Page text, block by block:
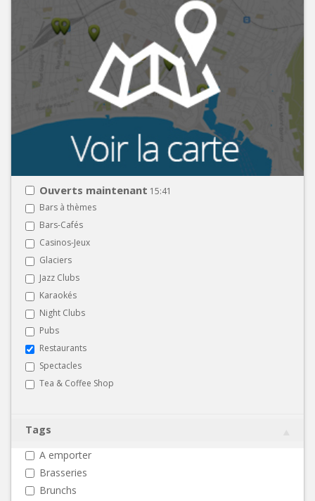
Ouverts maintenant 15:41
Bars à thèmes
Bars-Cafés
Casinos-Jeux
Glaciers
Jazz Clubs
Karaokés
Night Clubs
Pubs
Restaurants
Spectacles
Tea & Coffee Shop
Tags
A emporter
Brasseries
Brunchs